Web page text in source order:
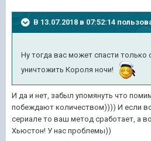
В 13.07.2018 в 07:52:14
Ну тогда вас может спасти только
уничтожить Короля ночи!
И да и нет, забыл упомянуть что
побеждают количеством)))) И если
сериале то ваш метод сработает, а
Хьюстон! У нас проблемы))